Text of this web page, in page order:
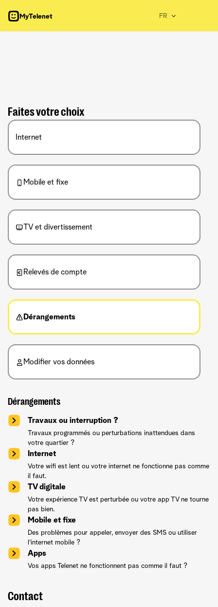
MyTelenet FR
Faites votre choix
Internet
Mobile et fixe
TV et divertissement
Relevés de compte
Dérangements
Modifier vos données
Dérangements
Travaux ou interruption ?
Travaux programmés ou perturbations inattendues dans
votre quartier ?
Internet
Votre wifi est lent ou votre internet ne fonctionne pas comme
il faut.
TV digitale
Votre expérience TV est perturbée ou votre app TV ne tourne
pas bien.
Mobile et fixe
Des problèmes pour appeler, envoyer des SMS ou utiliser
l'internet mobile ?
Apps
Vos apps Telenet ne fonctionnent pas comme il faut ?
Contact